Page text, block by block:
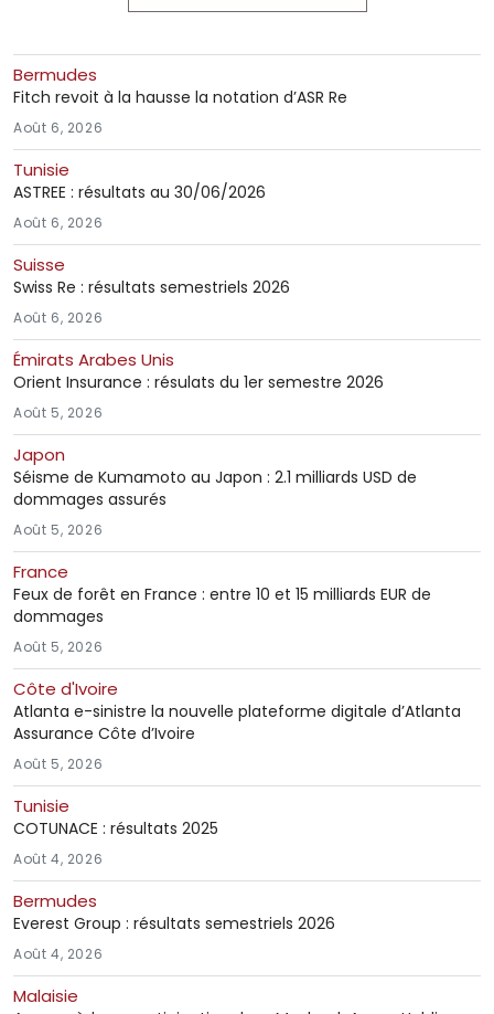
Bermudes
Fitch revoit à la hausse la notation d’ASR Re
Août 6, 2026
Tunisie
ASTREE : résultats au 30/06/2026
Août 6, 2026
Suisse
Swiss Re : résultats semestriels 2026
Août 6, 2026
Émirats Arabes Unis
Orient Insurance : résulats du 1er semestre 2026
Août 5, 2026
Japon
Séisme de Kumamoto au Japon : 2.1 milliards USD de
dommages assurés
Août 5, 2026
France
Feux de forêt en France : entre 10 et 15 milliards EUR de
dommages
Août 5, 2026
Côte d'Ivoire
Atlanta e-sinistre la nouvelle plateforme digitale d’Atlanta
Assurance Côte d’Ivoire
Août 5, 2026
Tunisie
COTUNACE : résultats 2025
Août 4, 2026
Bermudes
Everest Group : résultats semestriels 2026
Août 4, 2026
Malaisie